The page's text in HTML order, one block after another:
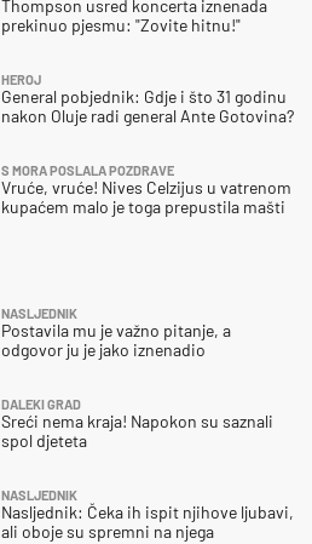
Thompson usred koncerta iznenada
prekinuo pjesmu: "Zovite hitnu!"
HEROJ
General pobjednik: Gdje i što 31 godinu
nakon Oluje radi general Ante Gotovina?
S MORA POSLALA POZDRAVE
Vruće, vruće! Nives Celzijus u vatrenom
kupaćem malo je toga prepustila mašti
NASLJEDNIK
Postavila mu je važno pitanje, a
odgovor ju je jako iznenadio
DALEKI GRAD
Sreći nema kraja! Napokon su saznali
spol djeteta
NASLJEDNIK
Nasljednik: Čeka ih ispit njihove ljubavi,
ali oboje su spremni na njega